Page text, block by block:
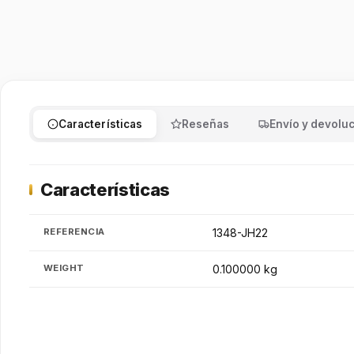
Características Reseñas Envío y
Características
REFERENCIA 1348-JH22
WEIGHT 0.100000 kg